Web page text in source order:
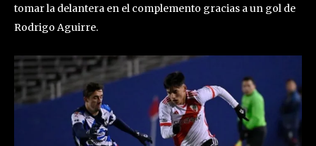
tomar la delantera en el complemento gracias a un gol de
Rodrigo Aguirre.